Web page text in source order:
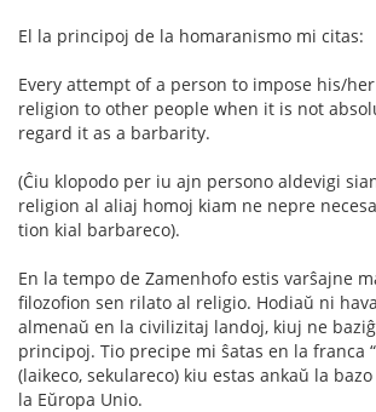
El la principoj de la homaranismo mi citas:
Every attempt of a person to impose his/
religion to other people when it is not
regard it as a barbarity.
(Ĉiu klopodo per iu ajn persono aldevigi
religion al aliaj homoj kiam ne nepre
tion kial barbareco).
En la tempo de Zamenhofo estis varŝajne
filozofion sen rilato al religio. Hodiaŭ ni
almenaŭ en la civilizitaj landoj, kiuj ne
principoj. Tio precipe mi ŝatas en la franca
(laikeco, sekulareco) kiu estas ankaŭ la
la Eŭropa Unio.